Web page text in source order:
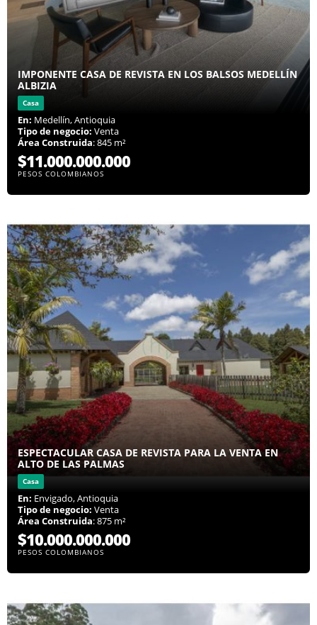
IMPONENTE CASA DE REVISTA EN LOS BALSOS MEDELLÍN
ALBIZIA
Casa
En: Medellín, Antioquia
Tipo de negocio: Venta
Área Construida: 845 m²
$11.000.000.000
PESOS COLOMBIANOS
ESPECTACULAR CASA DE REVISTA PARA LA VENTA EN
ALTO DE LAS PALMAS
Casa
En: Envigado, Antioquia
Tipo de negocio: Venta
Área Construida: 875 m²
$10.000.000.000
PESOS COLOMBIANOS